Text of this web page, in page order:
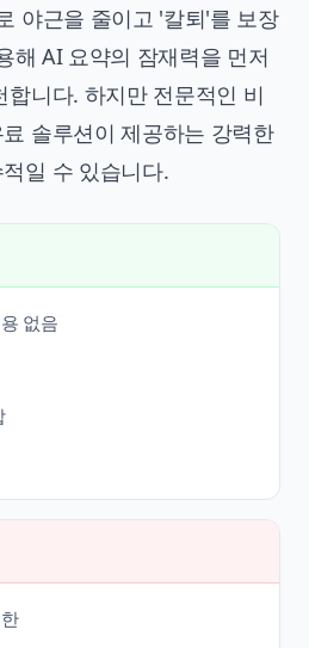
야근을 줄이고 '칼퇴'를 보장
해 AI 요약의 잠재력을 먼저
니다. 하지만 전문적인 비
솔루션이 제공하는 강력한
일 수 있습니다.
없음